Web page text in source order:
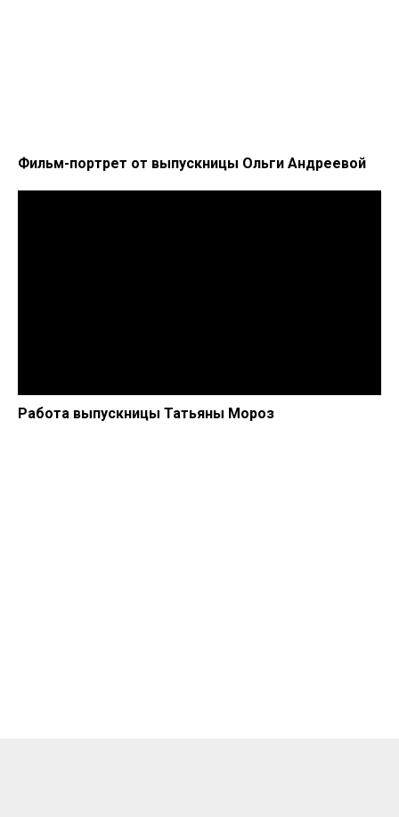
Фильм-портрет от выпускницы Ольги Андреевой
Работа выпускницы Татьяны Мороз